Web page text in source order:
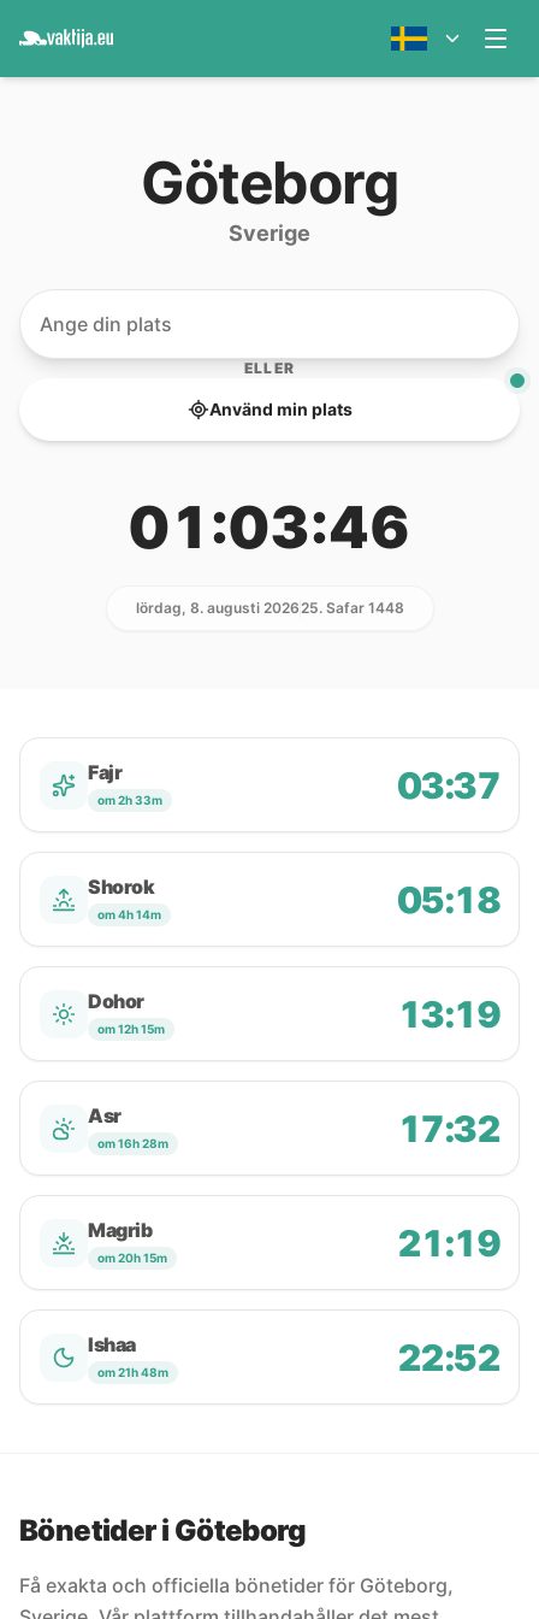
Göteborg
Sverige
ELLER
Använd min plats
01:03:46
lördag, 8. augusti 202625. Safar 1448
Fajr
om 2h 33m 03:37
Shorok
om 4h 14m 05:18
Dohor
om 12h 15m 13:19
Asr
om 16h 28m 17:32
Magrib
om 20h 15m 21:19
Ishaa
om 21h 48m 22:52
Bönetider i Göteborg
Få exakta och officiella bönetider för Göteborg,